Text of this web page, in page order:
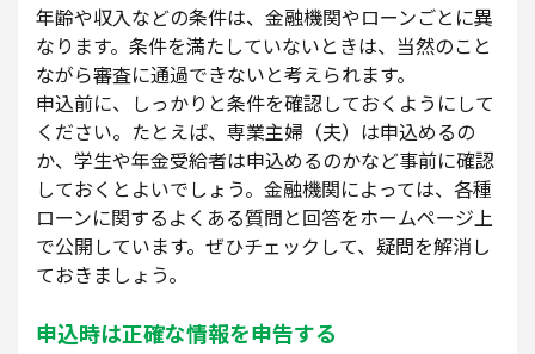
年齢や収入などの条件は、金融機関やローンごとに異
なります。条件を満たしていないときは、当然のこと
ながら審査に通過できないと考えられます。
申込前に、しっかりと条件を確認しておくようにして
ください。たとえば、専業主婦（夫）は申込めるの
か、学生や年金受給者は申込めるのかなど事前に確認
しておくとよいでしょう。金融機関によっては、各種
ローンに関するよくある質問と回答をホームページ上
で公開しています。ぜひチェックして、疑問を解消し
ておきましょう。
申込時は正確な情報を申告する